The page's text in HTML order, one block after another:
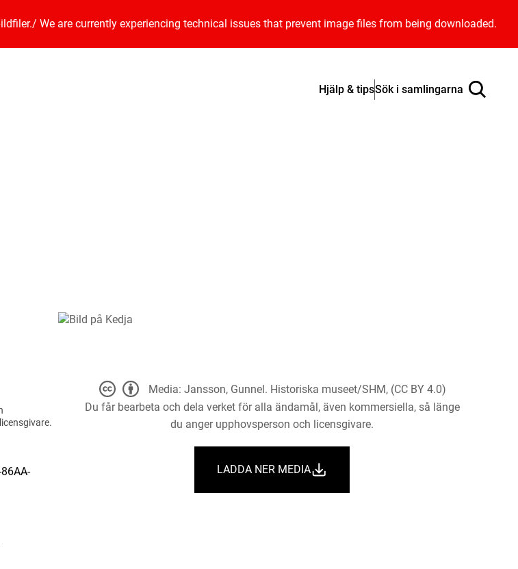
/ We are currently experiencing technical issues that prevent image files from being downloaded.
Hjälp & tipsSök i samlingarna
Media: Jansson, Gunnel. Historiska museet/SHM, (CC BY 4.0)
Du får bearbeta och dela verket för alla ändamål, även kommersiella, så länge
du anger upphovsperson och licensgivare.
LADDA NER MEDIA